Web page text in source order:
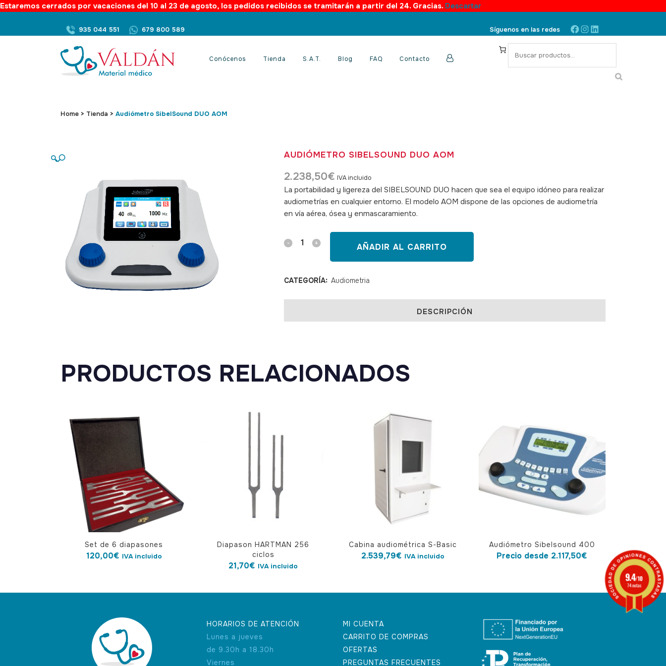
Estaremos cerrados por vacaciones del 10 al 23 de agosto, los pedidos recibidos se tramitarán a partir del 24. Gracias. Descartar
935 044 551 679 800 589 Síguenos en las redes Facebook
Instagram
LinkedIn
S
Conócenos Tienda S.A.T. Blog FAQ Contacto
Home > Tienda > Audiómetro SibelSound DUO AOM
🔍 AUDIÓMETRO SIBELSOUND DUO AOM
2.238,50€ IVA incluido
La portabilidad y ligereza del SIBELSOUND DUO hacen que sea el equipo idóneo para realizar
audiometrías en cualquier entorno. El modelo AOM dispone de las opciones de audiometría
en vía aérea, ósea y enmascaramiento.
Audiómetro
DUO
AOM
AÑADIR AL CARRITO
CATEGORÍA: Audiometria
DESCRIPCIÓN
PRODUCTOS RELACIONADOS
Set de 6 diapasones
120,00€ IVA incluido
Diapason HARTMAN 256
ciclos
21,70€ IVA incluido
Cabina audiométrica S-Basic
2.539,79€ IVA incluido
producto
pueden
elegir
Audiómetro Sibelsound 400
Precio desde 2.117,50€
HORARIOS DE ATENCIÓN
Lunes a jueves
de 9.30h a 18.30h
Viernes
MI CUENTA
CARRITO DE COMPRAS
OFERTAS
PREGUNTAS FRECUENTES
9.4/10
74 notas